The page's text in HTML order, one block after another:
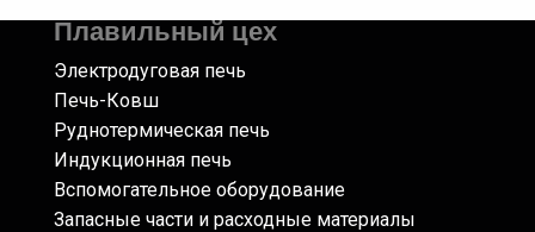
Плавильный цех
Электродуговая печь
Печь-Ковш
Руднотермическая печь
Индукционная печь
Вспомогательное оборудование
Запасные части и расходные материалы